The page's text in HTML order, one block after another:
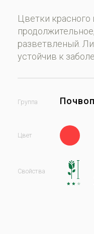
Цветки красного
разветвленый.
устойчив к